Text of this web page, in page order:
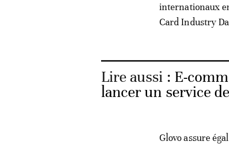
internationaux
Card Industry
Lire aussi : E-
lancer un service
Glovo assure